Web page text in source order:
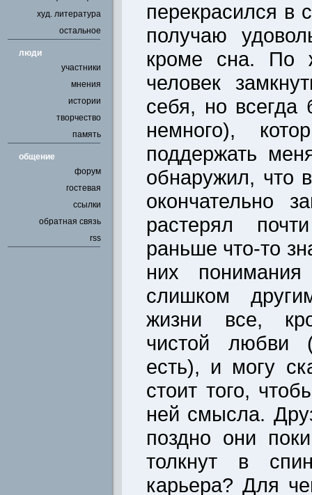
худ. литература
остальное
люди
участники
мнения
истории
творчество
память
общение
форум
гостевая
ссылки
обратная связь
rss
перекрасился в
получаю
кроме сна. По
человек
себя, но
немного),
поддержать
обнаружил, что
окончательно
растерял
раньше что-то
них
слишком
жизни все,
чистой любви
есть), и могу
стоит того,
ней смысла.
поздно они
толкнут в
карьера? Для